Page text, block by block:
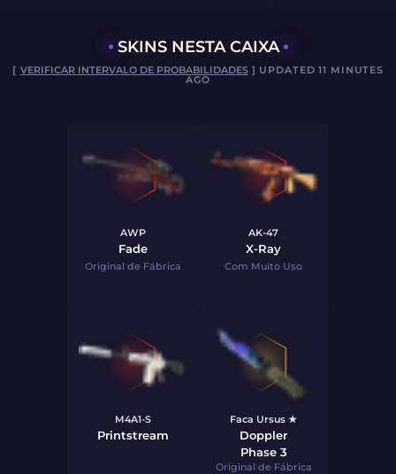
SKINS NESTA CAIXA
[ VERIFICAR INTERVALO DE PROBABILIDADES] UPDATED 11 MINUTES
AGO
AWP
Fade
Original de Fábrica
AK-47
X-Ray
Com Muito Uso
M4A1-S
Printstream
Faca Ursus ★
Doppler
Phase 3
Original de Fábrica